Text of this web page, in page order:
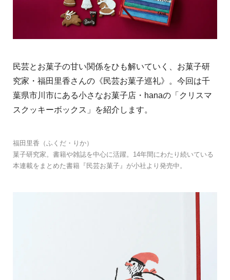
民芸とお菓子の甘い関係をひも解いていく、お菓子研
究家・福田里香さんの《民芸お菓子巡礼》。今回は千
葉県市川市にある小さなお菓子店・hanaの「クリスマ
スクッキーボックス」を紹介します。
福田里香（ふくだ・りか）
菓子研究家。書籍や雑誌を中心に活躍。14年間にわたり続いている
本連載をまとめた書籍『民芸お菓子』が小社より発売中。